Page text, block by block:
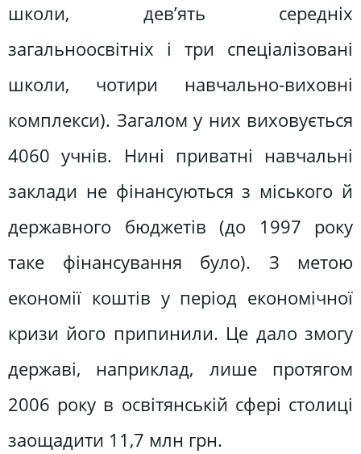
школи, дев’ять середніх
загальноосвітніх і три спеціалізовані
школи, чотири навчально-виховні
комплекси). Загалом у них виховується
4060 учнів. Нині приватні навчальні
заклади не фінансуються з міського й
державного бюджетів (до 1997 року
таке фінансування було). З метою
економії коштів у період економічної
кризи його припинили. Це дало змогу
державі, наприклад, лише протягом
2006 року в освітянській сфері столиці
заощадити 11,7 млн грн.